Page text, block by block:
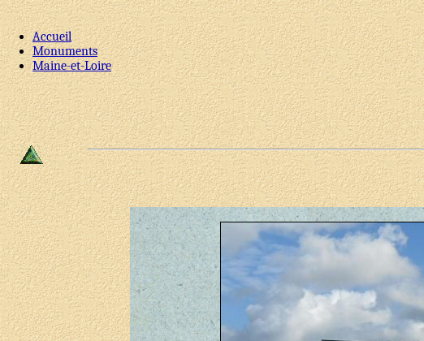
Accueil
Monuments
Maine-et-Loire